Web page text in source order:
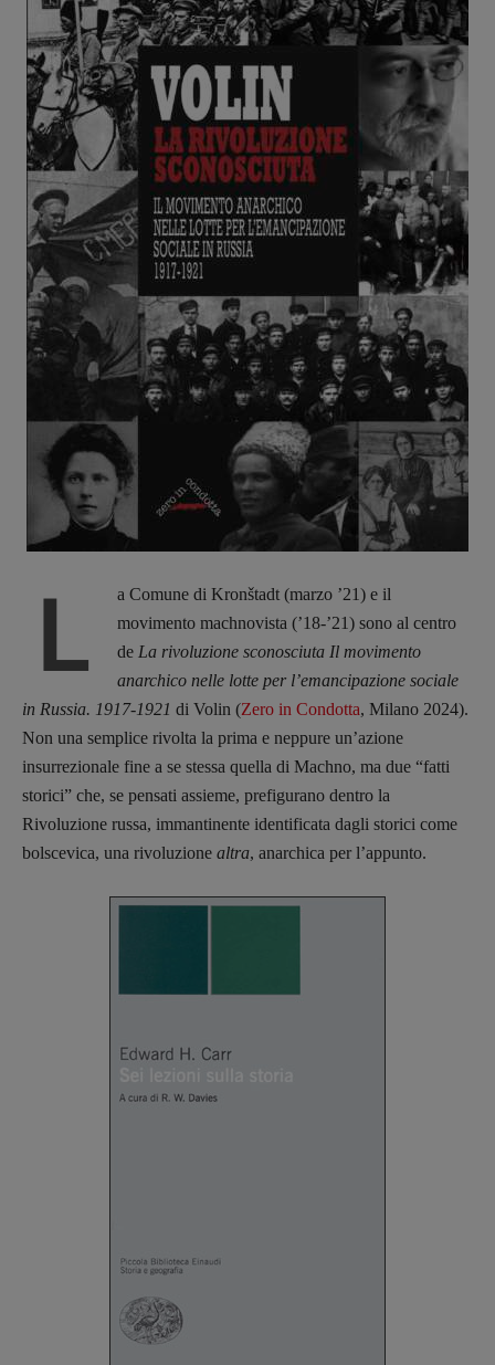
L
a Comune di Kronštadt (marzo ’21) e il
movimento machnovista (’18-’21) sono al centro
de La rivoluzione sconosciuta Il movimento
anarchico nelle lotte per l’emancipazione sociale
in Russia. 1917-1921 di Volin (Zero in Condotta, Milano 2024).
Non una semplice rivolta la prima e neppure un’azione
insurrezionale fine a se stessa quella di Machno, ma due “fatti
storici” che, se pensati assieme, prefigurano dentro la
Rivoluzione russa, immantinente identificata dagli storici come
bolscevica, una rivoluzione altra, anarchica per l’appunto.